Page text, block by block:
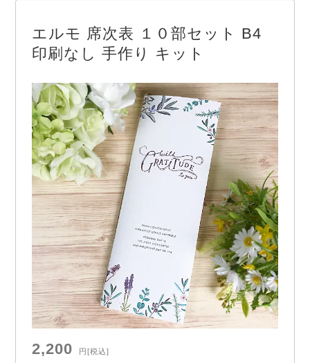
エルモ 席次表 １０部セット B4
印刷なし 手作り キット
2,200 円 [税込]